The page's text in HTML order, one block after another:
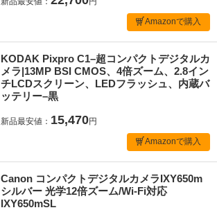
Amazonで購入
KODAK Pixpro C1–超コンパクトデジタルカ
メラ|13MP BSI CMOS、4倍ズーム、2.8イン
チLCDスクリーン、LEDフラッシュ、内蔵バ
ッテリー–黒
新品最安値： 15,470円
Amazonで購入
Canon コンパクトデジタルカメラIXY650m
シルバー 光学12倍ズーム/Wi-Fi対応
IXY650mSL